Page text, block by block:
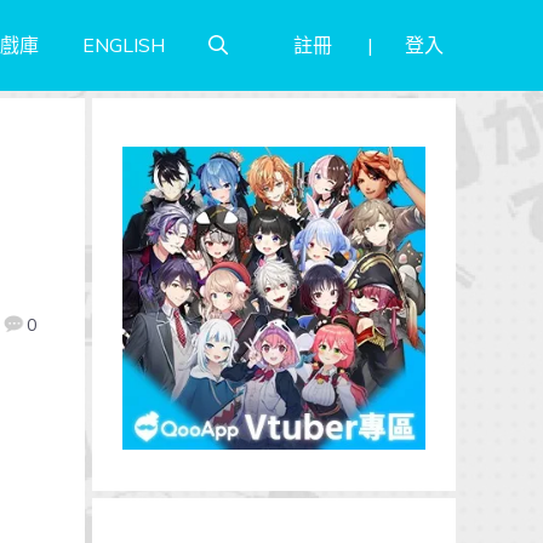
庫 ENGLISH 註冊 登入
0